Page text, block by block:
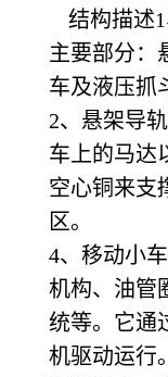
结构描述
主要部分：
车及液压抓
2、悬架导
车上的马达
空心铜来支
区。
4、移动小
机构、油管
统等。它通
机驱动运行